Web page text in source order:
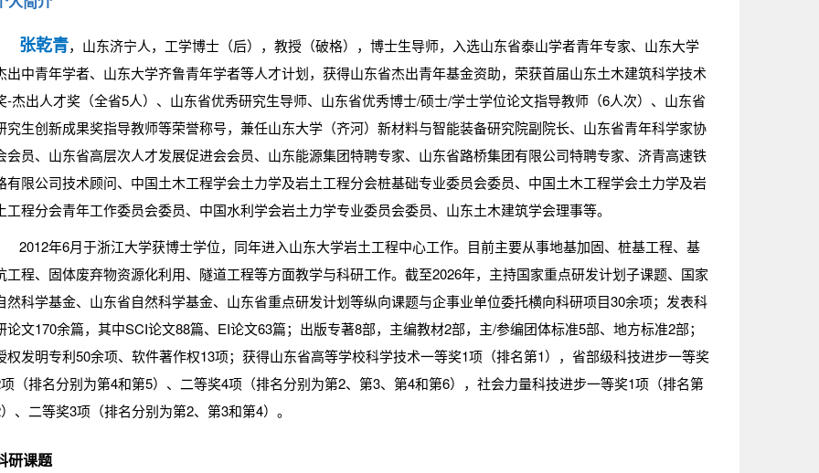
张乾青，山东济宁人，工学博士（后），教授（破格），博士生导师，入选山东省泰山学者青年专家、山东大学
出中青年学者、山东大学齐鲁青年学者等人才计划，获得山东省杰出青年基金资助，荣获首届山东土木建筑科学技术
-杰出人才奖（全省5人）、山东省优秀研究生导师、山东省优秀博士/硕士/学士学位论文指导教师（6人次）、山东省
究生创新成果奖指导教师等荣誉称号，兼任山东大学（齐河）新材料与智能装备研究院副院长、山东省青年科学家协
会员、山东省高层次人才发展促进会会员、山东能源集团特聘专家、山东省路桥集团有限公司特聘专家、济青高速铁
有限公司技术顾问、中国土木工程学会土力学及岩土工程分会桩基础专业委员会委员、中国土木工程学会土力学及岩
工程分会青年工作委员会委员、中国水利学会岩土力学专业委员会委员、山东土木建筑学会理事等。
年6月于浙江大学获博士学位，同年进入山东大学岩土工程中心工作。目前主要从事地基加固、桩基工程、基
工程、固体废弃物资源化利用、隧道工程等方面教学与科研工作。截至2026年，主持国家重点研发计划子课题、国家
然科学基金、山东省自然科学基金、山东省重点研发计划等纵向课题与企事业单位委托横向科研项目30余项；发表科
论文170余篇，其中SCI论文88篇、EI论文63篇；出版专著8部，主编教材2部，主/参编团体标准5部、地方标准2部；
权发明专利50余项、软件著作权13项；获得山东省高等学校科学技术一等奖1项（排名第1），省部级科技进步一等奖
（排名分别为第4和第5）、二等奖4项（排名分别为第2、第3、第4和第6），社会力量科技进步一等奖1项（排名第
、二等奖3项（排名分别为第2、第3和第4）。
研课题